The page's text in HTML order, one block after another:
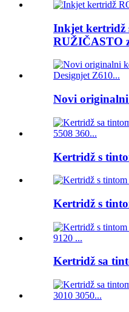
Inkjet kertridž
RUŽIČASTO
Novi
Kertridž s
Kertridž s
Kertridž sa